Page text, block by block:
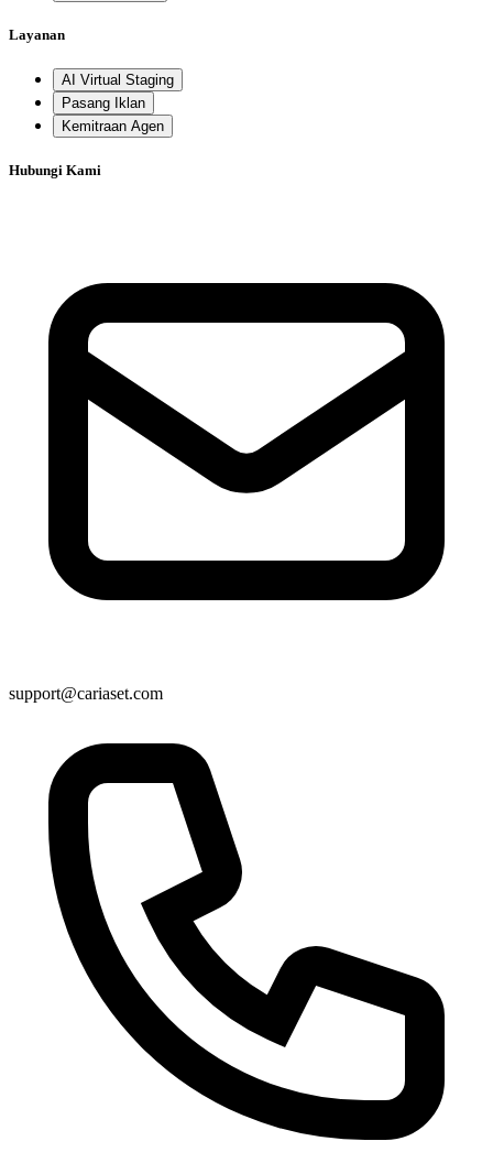
Layanan
AI Virtual Staging
Pasang Iklan
Kemitraan Agen
Hubungi Kami
support@cariaset.com